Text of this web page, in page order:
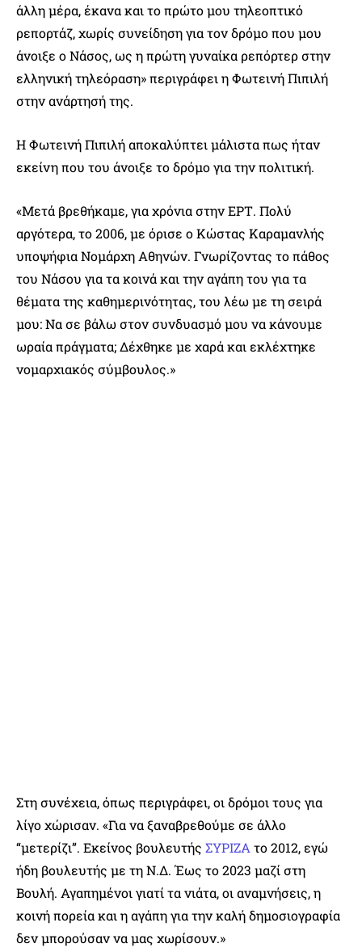
άλλη μέρα, έκανα και το πρώτο μου τηλεοπτικό
ρεπορτάζ, χωρίς συνείδηση για τον δρόμο που μου
άνοιξε ο Νάσος, ως η πρώτη γυναίκα ρεπόρτερ στην
ελληνική τηλεόραση» περιγράφει η Φωτεινή Πιπιλή
στην ανάρτησή της.
Η Φωτεινή Πιπιλή αποκαλύπτει μάλιστα πως ήταν
εκείνη που του άνοιξε το δρόμο για την πολιτική.
«Μετά βρεθήκαμε, για χρόνια στην ΕΡΤ. Πολύ
αργότερα, το 2006, με όρισε ο Κώστας Καραμανλής
υποψήφια Νομάρχη Αθηνών. Γνωρίζοντας το πάθος
του Νάσου για τα κοινά και την αγάπη του για τα
θέματα της καθημερινότητας, του λέω με τη σειρά
μου: Να σε βάλω στον συνδυασμό μου να κάνουμε
ωραία πράγματα; Δέχθηκε με χαρά και εκλέχτηκε
νομαρχιακός σύμβουλος.»
Στη συνέχεια, όπως περιγράφει, οι δρόμοι τους για
λίγο χώρισαν. «Για να ξαναβρεθούμε σε άλλο
“μετερίζι”. Εκείνος βουλευτής ΣΥΡΙΖΑ το 2012, εγώ
ήδη βουλευτής με τη Ν.Δ. Έως το 2023 μαζί στη
Βουλή. Αγαπημένοι γιατί τα νιάτα, οι αναμνήσεις, η
κοινή πορεία και η αγάπη για την καλή δημοσιογραφία
δεν μπορούσαν να μας χωρίσουν.»